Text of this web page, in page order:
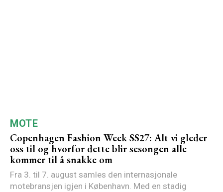
MOTE
Copenhagen Fashion Week SS27: Alt vi gleder
oss til og hvorfor dette blir sesongen alle
kommer til å snakke om
Fra 3. til 7. august samles den internasjonale
motebransjen igjen i København. Med en stadig